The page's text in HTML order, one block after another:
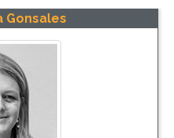
Hoje é sócio da Compliance
publicado pela FNQ
Gonsales